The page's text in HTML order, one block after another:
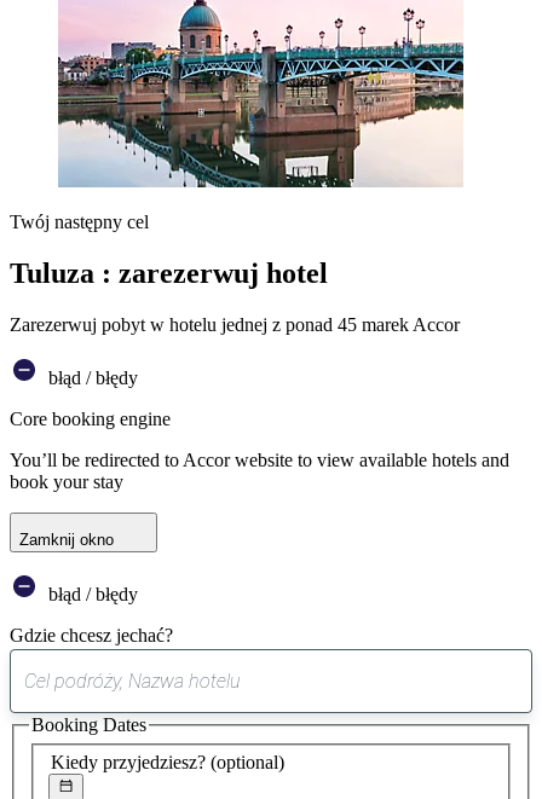
Twój następny cel
Tuluza : zarezerwuj hotel
Zarezerwuj pobyt w hotelu jednej z ponad 45 marek Accor
błąd / błędy
Core booking engine
You’ll be redirected to Accor website to view available hotels and
book your stay
Zamknij okno
błąd / błędy
Gdzie chcesz jechać?
sugestia
została
znaleziona
Kiedy przyjedziesz? (optional)
Booking Dates